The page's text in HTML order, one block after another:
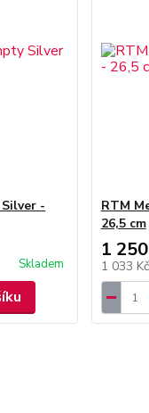
-
Skladem
RTM
26,5 cm
1
1 033 Kč